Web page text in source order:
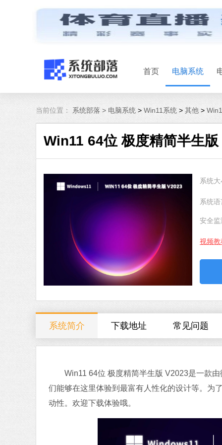
首页 电脑系统
当前位置： 系统部落 > 电脑系统 > Win11系统 > 其他 >
Win11 64位 极度精简半生
系统
系统
安全监
视频
系统简介 下载地址 常见问题
Win11 64位 极度精简半生版 V2023是一款由
们能够在这里体验到最富有人性化的设计等。为
动性。欢迎下载体验哦。